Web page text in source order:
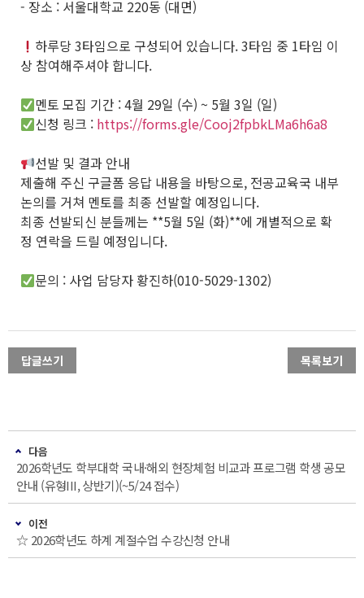
- 장소 : 서울대학교 220동 (대면)
하루당 3타임으로 구성되어 있습니다. 3타임 중 1타임 이
상 참여해주셔야 합니다.
멘토 모집 기간 : 4월 29일 (수) ~ 5월 3일 (일)
신청 링크 : https://forms.gle/Cooj2fpbkLMa6h6a8
선발 및 결과 안내
제출해 주신 구글폼 응답 내용을 바탕으로, 전공교육국 내부
논의를 거쳐 멘토를 최종 선발할 예정입니다.
최종 선발되신 분들께는 **5월 5일 (화)**에 개별적으로 확
정 연락을 드릴 예정입니다.
문의 : 사업 담당자 황진하(010-5029-1302)
답글쓰기 목록보기
다음
2026학년도 학부대학 국내·해외 현장체험 비교과 프로그램 학생 공모
안내 (유형III, 상반기)(~5/24 접수)
이전
☆ 2026학년도 하계 계절수업 수강신청 안내